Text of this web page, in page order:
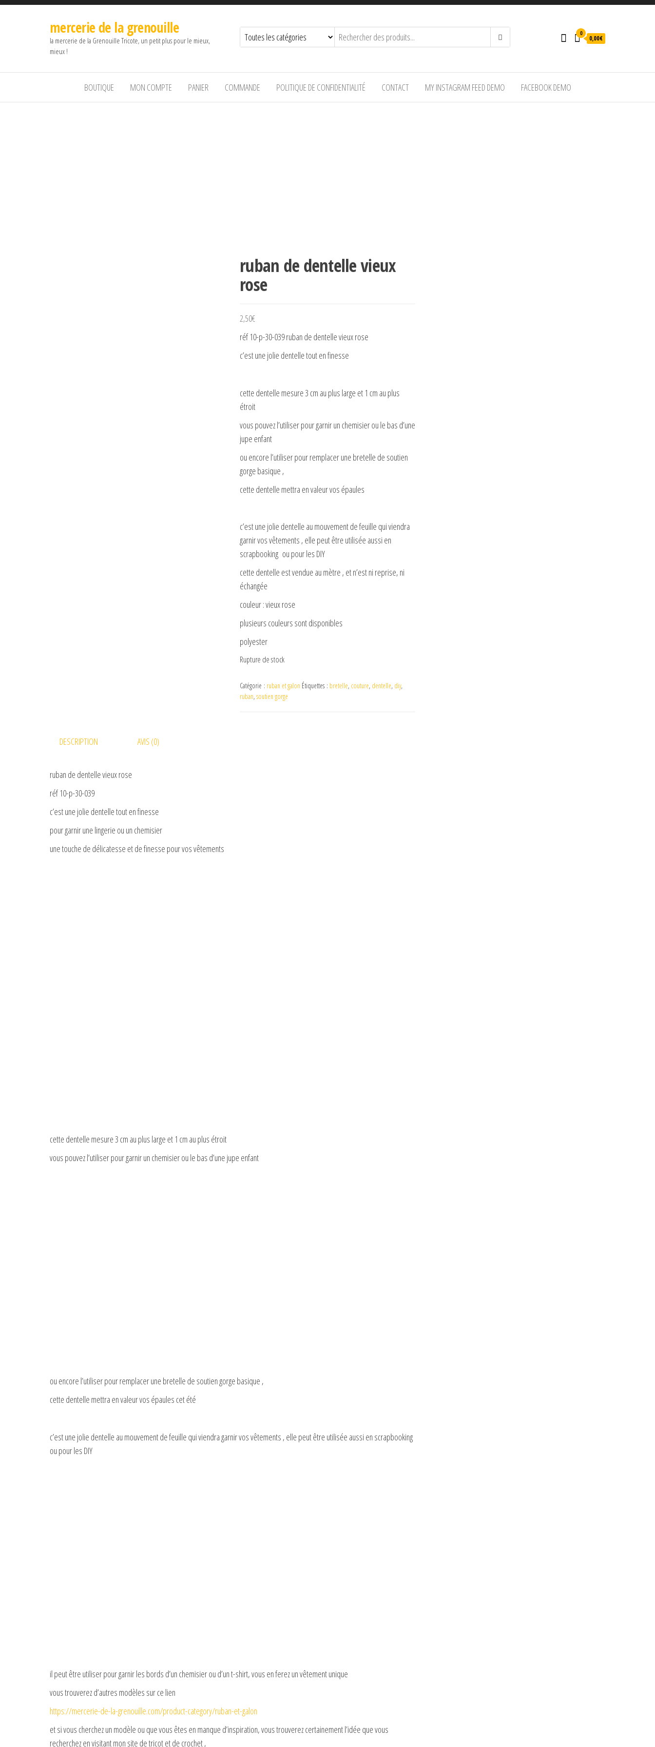
mercerie de la grenouille
la mercerie de la Grenouille Tricote, un petit plus pour le mieux,
mieux !
0
0,00€
BOUTIQUE MON COMPTE PANIER COMMANDE POLITIQUE DE CONFIDENTIALITÉ CONTACT MY INSTAGRAM FEED DEMO FACEBOOK DEMO
ruban de dentelle vieux
rose
2,50€
réf 10-p-30-039 ruban de dentelle vieux rose
c’est une jolie dentelle tout en finesse
cette dentelle mesure 3 cm au plus large et 1 cm au plus
étroit
vous pouvez l’utiliser pour garnir un chemisier ou le bas d’une
jupe enfant
ou encore l’utiliser pour remplacer une bretelle de soutien
gorge basique ,
cette dentelle mettra en valeur vos épaules
c’est une jolie dentelle au mouvement de feuille qui viendra
garnir vos vêtements , elle peut être utilisée aussi en
scrapbooking ou pour les DIY
cette dentelle est vendue au mètre , et n’est ni reprise, ni
échangée
couleur : vieux rose
plusieurs couleurs sont disponibles
polyester
Rupture de stock
Catégorie : ruban et galon Étiquettes : bretelle, couture, dentelle, diy,
ruban, soutien gorge
DESCRIPTION AVIS (0)
ruban de dentelle vieux rose
réf 10-p-30-039
c’est une jolie dentelle tout en finesse
pour garnir une lingerie ou un chemisier
une touche de délicatesse et de finesse pour vos vêtements
cette dentelle mesure 3 cm au plus large et 1 cm au plus étroit
vous pouvez l’utiliser pour garnir un chemisier ou le bas d’une jupe enfant
ou encore l’utiliser pour remplacer une bretelle de soutien gorge basique ,
cette dentelle mettra en valeur vos épaules cet été
c’est une jolie dentelle au mouvement de feuille qui viendra garnir vos vêtements , elle peut être utilisée aussi en scrapbooking
ou pour les DIY
il peut être utiliser pour garnir les bords d’un chemisier ou d’un t-shirt, vous en ferez un vêtement unique
vous trouverez d’autres modèles sur ce lien
https://mercerie-de-la-grenouille.com/product-category/ruban-et-galon
et si vous cherchez un modèle ou que vous êtes en manque d’inspiration, vous trouverez certainement l’idée que vous
recherchez en visitant mon site de tricot et de crochet ,